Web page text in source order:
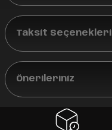
Taksit Seçenekleri
Önerileriniz